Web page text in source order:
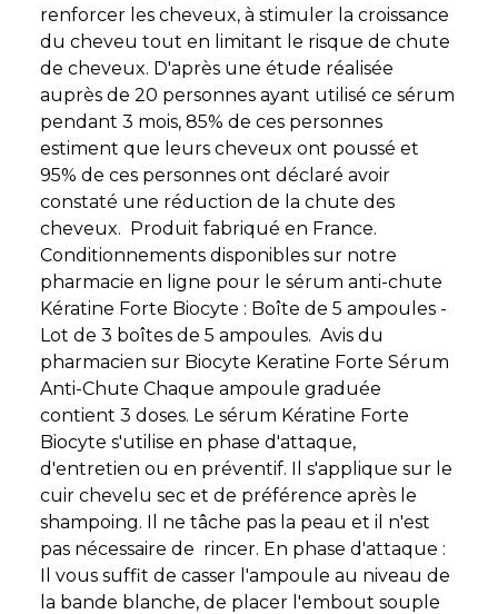
renforcer les cheveux, à stimuler la croissance
du cheveu tout en limitant le risque de chute
de cheveux. D'après une étude réalisée
auprès de 20 personnes ayant utilisé ce sérum
pendant 3 mois, 85% de ces personnes
estiment que leurs cheveux ont poussé et
95% de ces personnes ont déclaré avoir
constaté une réduction de la chute des
cheveux. Produit fabriqué en France.
Conditionnements disponibles sur notre
pharmacie en ligne pour le sérum anti-chute
Kératine Forte Biocyte : Boîte de 5 ampoules -
Lot de 3 boîtes de 5 ampoules. Avis du
pharmacien sur Biocyte Keratine Forte Sérum
Anti-Chute Chaque ampoule graduée
contient 3 doses. Le sérum Kératine Forte
Biocyte s'utilise en phase d'attaque,
d'entretien ou en préventif. Il s'applique sur le
cuir chevelu sec et de préférence après le
shampoing. Il ne tâche pas la peau et il n'est
pas nécessaire de rincer. En phase d'attaque :
Il vous suffit de casser l'ampoule au niveau de
la bande blanche, de placer l'embout souple